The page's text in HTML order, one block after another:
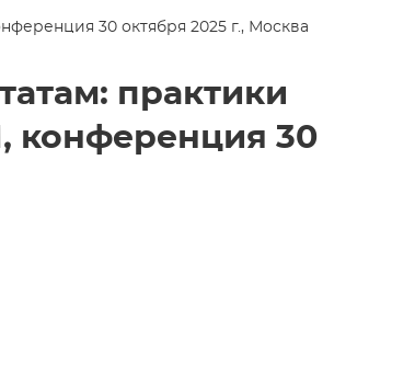
30 октября 2025 г., Москва
практики
конференция 30